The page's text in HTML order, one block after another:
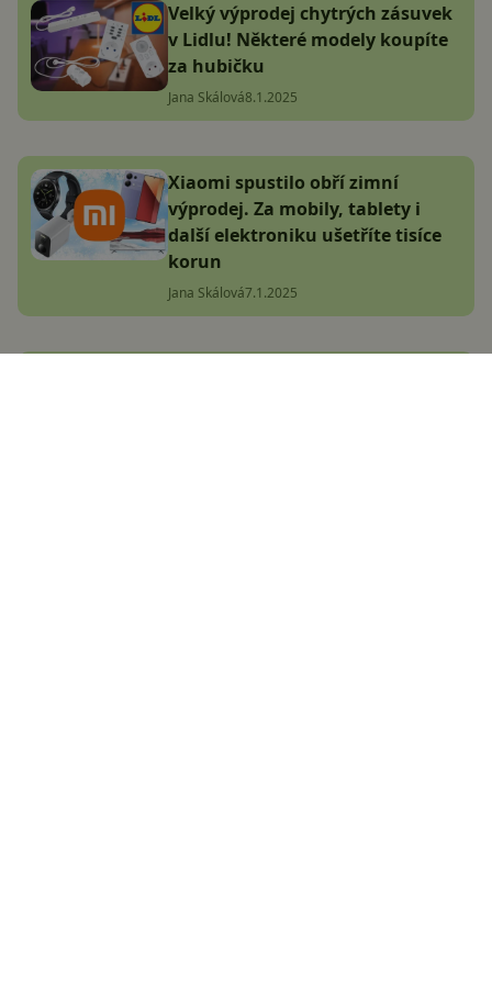
Velký výprodej chytrých zásuvek
v Lidlu! Některé modely koupíte
za hubičku
Jana Skálová8.1.2025
Xiaomi spustilo obří zimní
výprodej. Za mobily, tablety i
další elektroniku ušetříte tisíce
korun
Jana Skálová7.1.2025